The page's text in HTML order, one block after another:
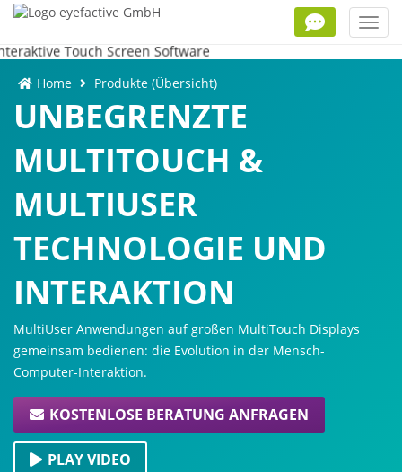
Home Produkte (Übersicht)
UNBEGRENZTE
MULTITOUCH &
MULTIUSER
TECHNOLOGIE UND
INTERAKTION
MultiUser Anwendungen auf großen MultiTouch Displays
gemeinsam bedienen: die Evolution in der Mensch-
Computer-Interaktion.
KOSTENLOSE BERATUNG ANFRAGEN
PLAY VIDEO